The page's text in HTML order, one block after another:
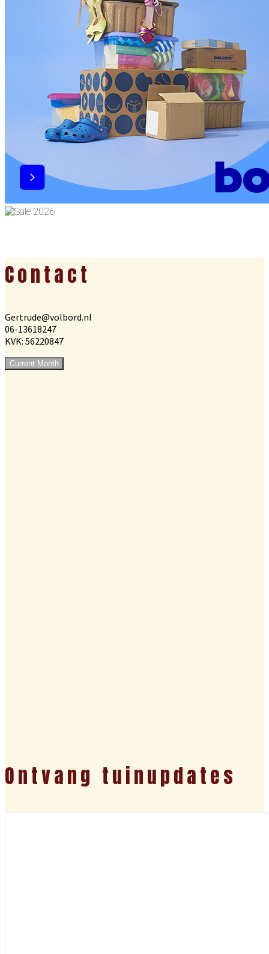
Footer
Contact
Gertrude@volbord.nl
06-13618247
KVK: 56220847
Current Month
Ontvang tuinupdates